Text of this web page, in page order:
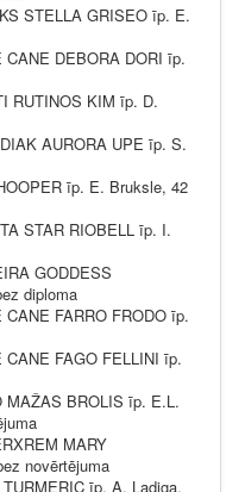
STELLA GRISEO īp. E.
DEBORA DORI īp.
RUTINOS KIM īp. D.
AURORA UPE īp. S.
īp. E. Bruksle, 42
STAR RIOBELL īp. I.
GODDESS
diploma
FARRO FRODO īp.
FAGO FELLINI īp.
MAŽAS BROLIS īp. E.L.
MARY
novērtējuma
īp. A. Ladiga,